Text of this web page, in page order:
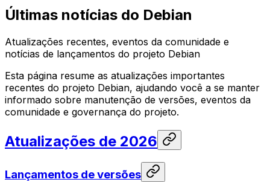
Últimas notícias do Debian
Atualizações recentes, eventos da comunidade e
notícias de lançamentos do projeto Debian
Esta página resume as atualizações importantes
recentes do projeto Debian, ajudando você a se manter
informado sobre manutenção de versões, eventos da
comunidade e governança do projeto.
Atualizações de 2026
Lançamentos de versões